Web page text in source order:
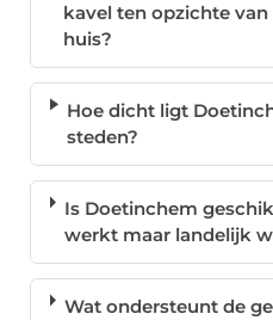
kavel ten opzichte
huis?
Hoe dicht ligt
steden?
Is Doetinchem
werkt maar landelijk
Wat ondersteunt de